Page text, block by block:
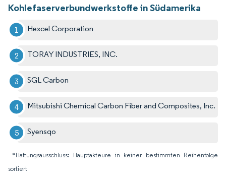
Kohlefaserverbundwerkstoffe in Südamerika
Hexcel Corporation
TORAY INDUSTRIES, INC.
SGL Carbon
Mitsubishi Chemical Carbon Fiber and Composites, Inc.
Syensqo
*Haftungsausschluss: Hauptakteure in keiner bestimmten Reihenfolge
sortiert